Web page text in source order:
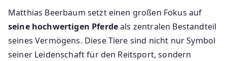
Matthias Beerbaum setzt einen großen Fokus auf
seine hochwertigen Pferdeals zentralen Bestandteil
seines Vermögens. Diese Tiere sind nicht nur Symbol
seiner Leidenschaft für den Reitsport, sondern